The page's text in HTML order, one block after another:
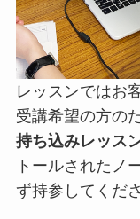
レッスンではお
受講希望の方の
持ち込みレッス
トールされたノ
ず持参してくださ